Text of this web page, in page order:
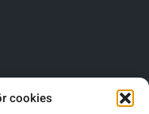
cookies